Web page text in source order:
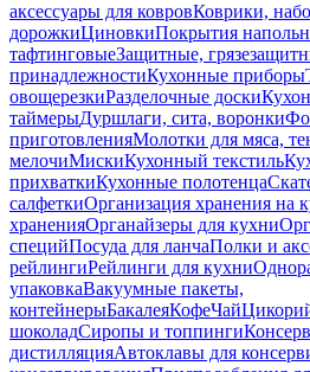
аксессуары для ковровКоврики,
дорожкиЦиновкиПокрытия
тафтинговыеЗащитные,
принадлежностиКухонные приборы
овощерезкиРазделочные доски
таймерыДуршлаги, сита, воронки
приготовленияМолотки для мяса,
мелочиМискиКухонный текстиль
прихваткиКухонные полотенца
салфеткиОрганизация хранения на
храненияОрганайзеры для кухни
специйПосуда для ланчаПолки и
рейлингиРейлинги для кухни
упаковкаВакуумные пакеты,
контейнерыБакалеяКофеЧай
шоколадСиропы и топпинги
дистилляцияАвтоклавы для